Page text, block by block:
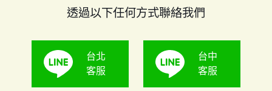
透過以下任何方式聯絡我們
台北
客服
台中
客服